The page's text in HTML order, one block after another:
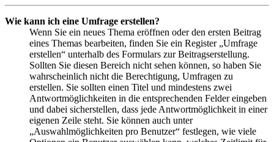
Wie kann ich eine Umfrage erstellen?
Wenn Sie ein neues Thema eröffnen oder den ersten Beitrag
eines Themas bearbeiten, finden Sie ein Register „Umfrage
erstellen“ unterhalb des Formulars zur Beitragserstellung.
Sollten Sie diesen Bereich nicht sehen können, so haben Sie
wahrscheinlich nicht die Berechtigung, Umfragen zu
erstellen. Sie sollten einen Titel und mindestens zwei
Antwortmöglichkeiten in die entsprechenden Felder eingeben
und dabei sicherstellen, dass jede Antwortmöglichkeit in einer
eigenen Zeile steht. Sie können auch unter
„Auswahlmöglichkeiten pro Benutzer“ festlegen, wie viele